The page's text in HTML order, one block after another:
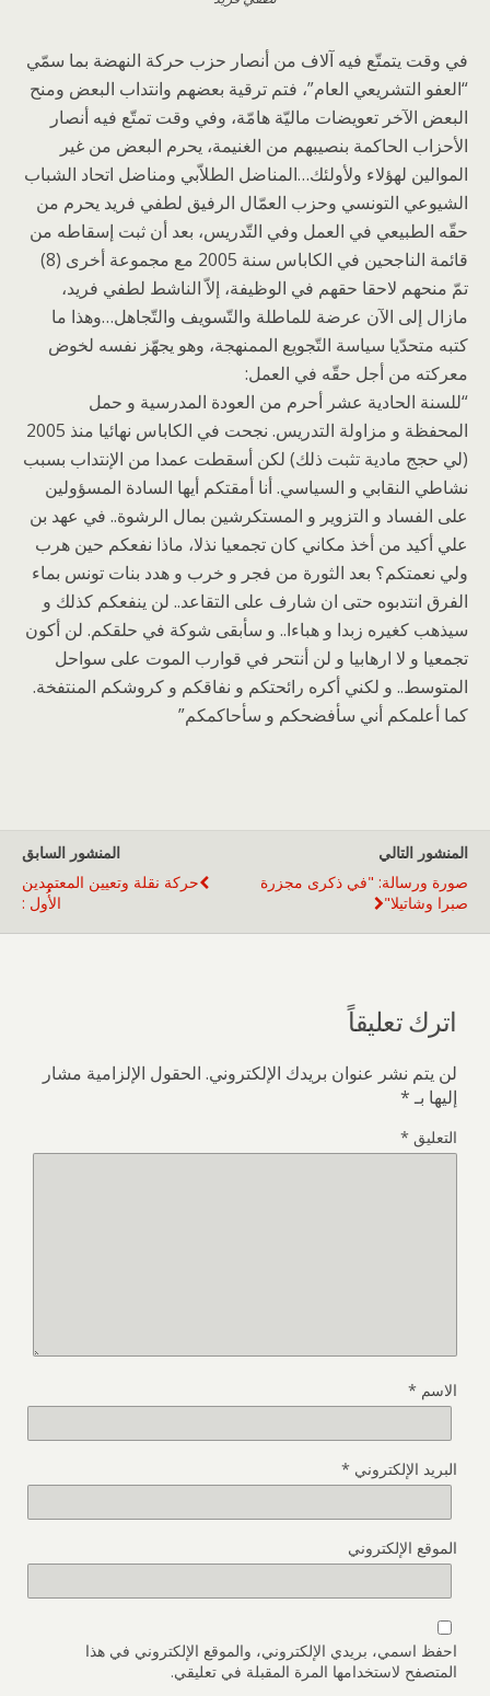
في وقت يتمتّع فيه آلاف من أنصار حزب حركة النهضة بما سمّي
“العفو التشريعي العام”، فتم ترقية بعضهم وانتداب البعض ومنح
البعض الآخر تعويضات ماليّة هامّة، وفي وقت تمتّع فيه أنصار
الأحزاب الحاكمة بنصيبهم من الغنيمة، يحرم البعض من غير
الموالين لهؤلاء ولأولئك…المناضل الطلاّبي ومناضل اتحاد الشباب
الشيوعي التونسي وحزب العمّال الرفيق لطفي فريد يحرم من
حقّه الطبيعي في العمل وفي التّدريس، بعد أن ثبت إسقاطه من
قائمة الناجحين في الكاباس سنة 2005 مع مجموعة أخرى (8)
تمّ منحهم لاحقا حقهم في الوظيفة، إلاّ الناشط لطفي فريد،
مازال إلى الآن عرضة للماطلة والتّسويف والتّجاهل…وهذا ما
كتبه متحدّيا سياسة التّجويع الممنهجة، وهو يجهّز نفسه لخوض
معركته من أجل حقّه في العمل:
“للسنة الحادية عشر أحرم من العودة المدرسية و حمل
المحفظة و مزاولة التدريس. نجحت في الكاباس نهائيا منذ 2005
(لي حجج مادية تثبت ذلك) لكن أسقطت عمدا من اﻹنتداب بسبب
نشاطي النقابي و السياسي. أنا أمقتكم أيها السادة المسؤولين
على الفساد و التزوير و المستكرشين بمال الرشوة.. في عهد بن
علي أكيد من أخذ مكاني كان تجمعيا نذﻻ، ماذا نفعكم حين هرب
ولي نعمتكم؟ بعد الثورة من فجر و خرب و هدد بنات تونس بماء
الفرق انتدبوه حتى ان شارف على التقاعد.. لن ينفعكم كذلك و
سيذهب كغيره زبدا و هباءا.. و سأبقى شوكة في حلقكم. لن أكون
تجمعيا و ﻻ ارهابيا و لن أنتحر في قوارب الموت على سواحل
المتوسط.. و لكني أكره رائحتكم و نفاقكم و كروشكم المنتفخة.
كما أعلمكم أني سأفضحكم و سأحاكمكم”
المنشور السابق
حركة نقلة وتعيين المعتمدين
الأُُول :
المنشور التالي
صورة ورسالة: "في ذكرى مجزرة
صبرا وشاتيلا"
اترك تعليقاً
لن يتم نشر عنوان بريدك الإلكتروني. الحقول الإلزامية مشار
إليها بـ*
التعليق *
الاسم *
البريد الإلكتروني *
الموقع الإلكتروني
احفظ اسمي، بريدي الإلكتروني، والموقع الإلكتروني في هذا
المتصفح لاستخدامها المرة المقبلة في تعليقي.